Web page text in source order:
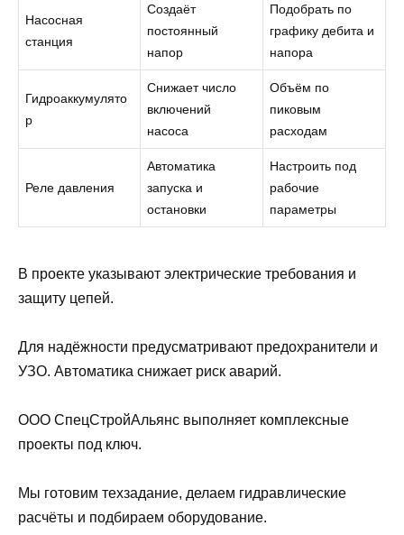
Насосная
станция
Создаёт
постоянный
напор
Подобрать по
графику дебита и
напора
Гидроаккумулято
р
Снижает число
включений
насоса
Объём по
пиковым
расходам
Реле давления
Автоматика
запуска и
остановки
Настроить под
рабочие
параметры
В проекте указывают электрические требования и
защиту цепей.
Для надёжности предусматривают предохранители и
УЗО. Автоматика снижает риск аварий.
ООО СпецСтройАльянс выполняет комплексные
проекты под ключ.
Мы готовим техзадание, делаем гидравлические
расчёты и подбираем оборудование.